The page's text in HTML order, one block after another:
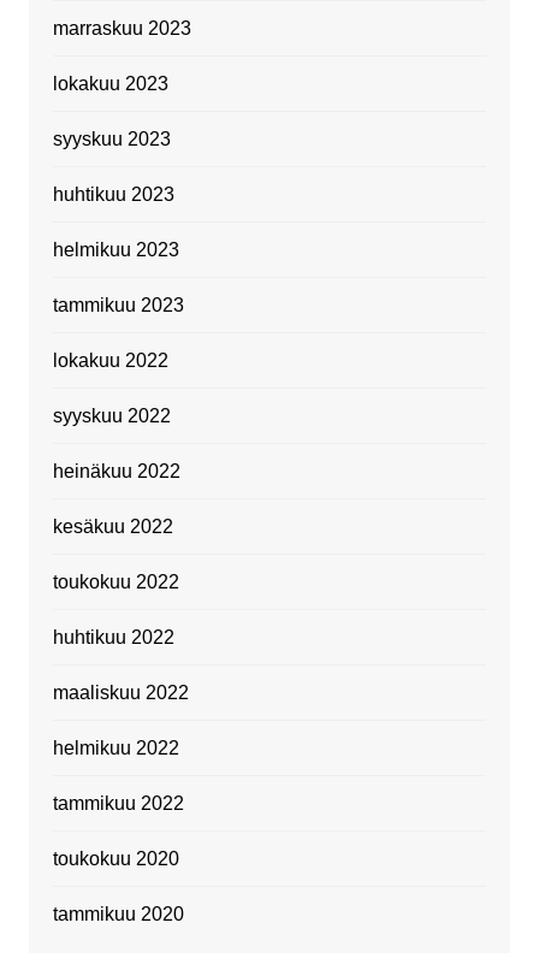
marraskuu 2023
lokakuu 2023
syyskuu 2023
huhtikuu 2023
helmikuu 2023
tammikuu 2023
lokakuu 2022
syyskuu 2022
heinäkuu 2022
kesäkuu 2022
toukokuu 2022
huhtikuu 2022
maaliskuu 2022
helmikuu 2022
tammikuu 2022
toukokuu 2020
tammikuu 2020